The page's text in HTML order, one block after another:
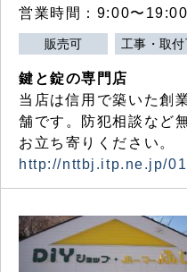
営業時間：9:00〜
販売可 工事・取
鍵と錠の専門店
当店は信用で築いた創
舗です。防犯相談など
お立ち寄りください。
http://nttbj.itp.ne.jp/